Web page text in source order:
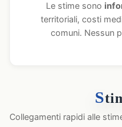
Le stime sono
territoriali, costi
comuni. Nessun
S
Collegamenti rapidi alle